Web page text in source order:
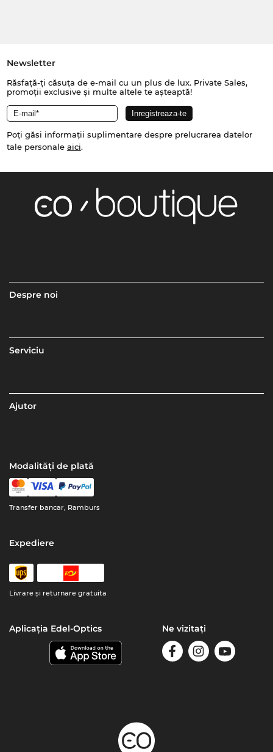
Newsletter
Răsfață-ți căsuța de e-mail cu un plus de lux. Private Sales,
promoții exclusive și multe altele te așteaptă!
Poți găsi informații suplimentare despre prelucrarea datelor
tale personale aici.
Despre noi
Serviciu
Ajutor
Modalități de plată
Transfer bancar, Ramburs
Expediere
Livrare şi returnare gratuita
Aplicația Edel-Optics Ne vizitați